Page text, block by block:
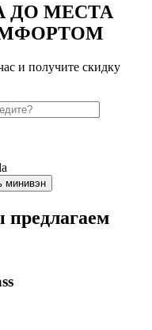
ДО МЕСТА
и получите скидку
минивэн